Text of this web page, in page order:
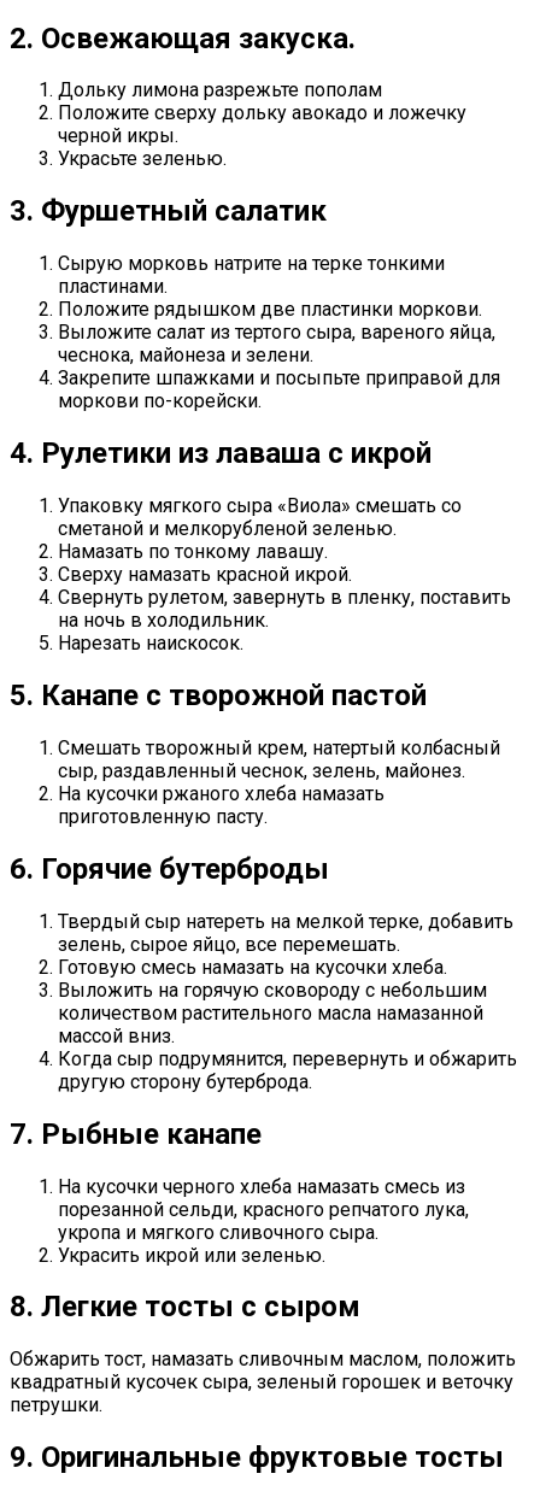
2. Освежающая закуска.
Дольку лимона разрежьте пополам
Положите сверху дольку авокадо и ложечку
черной икры.
Украсьте зеленью.
3. Фуршетный салатик
Сырую морковь натрите на терке тонкими
пластинами.
Положите рядышком две пластинки моркови.
Выложите салат из тертого сыра, вареного яйца,
чеснока, майонеза и зелени.
Закрепите шпажками и посыпьте приправой для
моркови по-корейски.
4. Рулетики из лаваша с икрой
Упаковку мягкого сыра «Виола» смешать со
сметаной и мелкорубленой зеленью.
Намазать по тонкому лавашу.
Сверху намазать красной икрой.
Свернуть рулетом, завернуть в пленку, поставить
на ночь в холодильник.
Нарезать наискосок.
5. Канапе с творожной пастой
Смешать творожный крем, натертый колбасный
сыр, раздавленный чеснок, зелень, майонез.
На кусочки ржаного хлеба намазать
приготовленную пасту.
6. Горячие бутерброды
Твердый сыр натереть на мелкой терке, добавить
зелень, сырое яйцо, все перемешать.
Готовую смесь намазать на кусочки хлеба.
Выложить на горячую сковороду с небольшим
количеством растительного масла намазанной
массой вниз.
Когда сыр подрумянится, перевернуть и обжарить
другую сторону бутерброда.
7. Рыбные канапе
На кусочки черного хлеба намазать смесь из
порезанной сельди, красного репчатого лука,
укропа и мягкого сливочного сыра.
Украсить икрой или зеленью.
8. Легкие тосты с сыром
Обжарить тост, намазать сливочным маслом, положить
квадратный кусочек сыра, зеленый горошек и веточку
петрушки.
9. Оригинальные фруктовые тосты